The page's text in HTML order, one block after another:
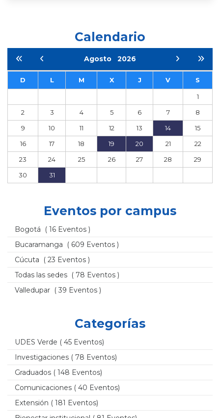
Calendario
Agosto 2026
D L M X J V S
1
2
3 4 5 6 7
8
9
10 11 12 13 14
15
16
17 18 19 20 21
22
23
24 25 26 27 28
29
30
31
Eventos por campus
Bogotá
( 16 Eventos )
Bucaramanga
( 609 Eventos )
Cúcuta
( 23 Eventos )
Todas las sedes ( 78 Eventos )
Valledupar ( 39 Eventos )
Categorías
UDES Verde ( 45 Eventos)
Investigaciones ( 78 Eventos)
Graduados ( 148 Eventos)
Comunicaciones ( 40 Eventos)
Extensión ( 181 Eventos)